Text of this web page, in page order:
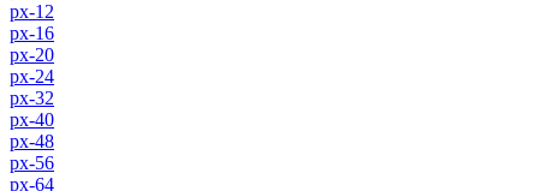
px-12
px-16
px-20
px-24
px-32
px-40
px-48
px-56
px-64